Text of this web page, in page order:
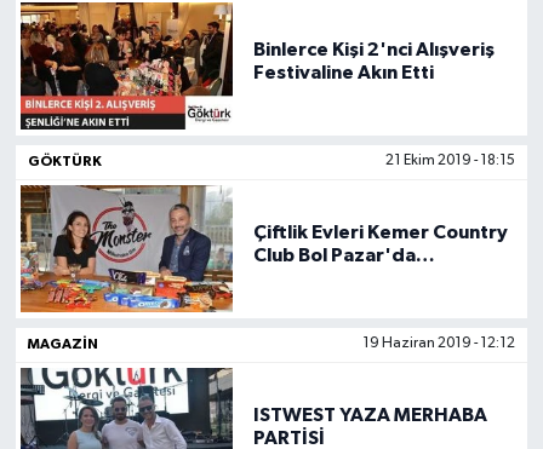
Binlerce Kişi 2'nci Alışveriş
Festivaline Akın Etti
GÖKTÜRK 21 Ekim 2019 - 18:15
Çiftlik Evleri Kemer Country
Club Bol Pazar'da
MAGAZIN 19 Haziran 2019 - 12:12
ISTWEST YAZA MERHABA
PARTİSİ